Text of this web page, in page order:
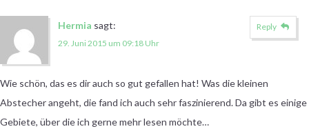
Hermia sagt:
29. Juni 2015 um 09:18 Uhr
Wie schön, das es dir auch so gut gefallen hat! Was die kleinen
Abstecher angeht, die fand ich auch sehr faszinierend. Da gibt es einige
Gebiete, über die ich gerne mehr lesen möchte…
Reply